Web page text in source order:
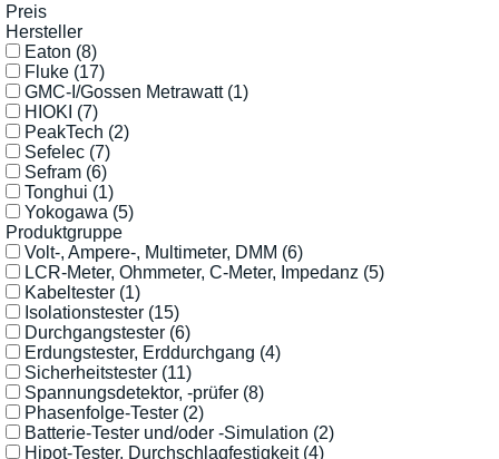
Preis
Hersteller
Eaton (8)
Fluke (17)
GMC-I/Gossen Metrawatt (1)
HIOKI (7)
PeakTech (2)
Sefelec (7)
Sefram (6)
Tonghui (1)
Yokogawa (5)
Produktgruppe
Volt-, Ampere-, Multimeter, DMM (6)
LCR-Meter, Ohmmeter, C-Meter, Impedanz (5)
Kabeltester (1)
Isolationstester (15)
Durchgangstester (6)
Erdungstester, Erddurchgang (4)
Sicherheitstester (11)
Spannungsdetektor, -prüfer (8)
Phasenfolge-Tester (2)
Batterie-Tester und/oder -Simulation (2)
Hipot-Tester, Durchschlagfestigkeit (4)